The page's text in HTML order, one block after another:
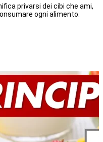
privarsi dei cibi che ami,
ogni alimento.